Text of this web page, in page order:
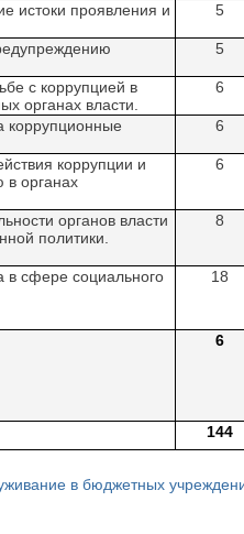
истоки проявления и
5
5
с коррупцией в
органах власти.
6
коррупционные
6
коррупции и
в органах
6
органов власти
политики.
8
в сфере социального
18
6
144
в бюджетных